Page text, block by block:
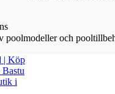
poolmodeller och